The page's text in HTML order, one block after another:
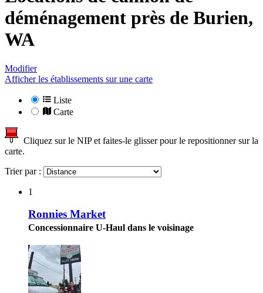
déménagement près de Burien,
WA
Modifier
Afficher les établissements sur une carte
Liste
Carte
Cliquez sur le NIP et faites-le glisser pour le repositionner sur la
carte.
Trier par :
1
Ronnies Market
Concessionnaire U-Haul dans le voisinage